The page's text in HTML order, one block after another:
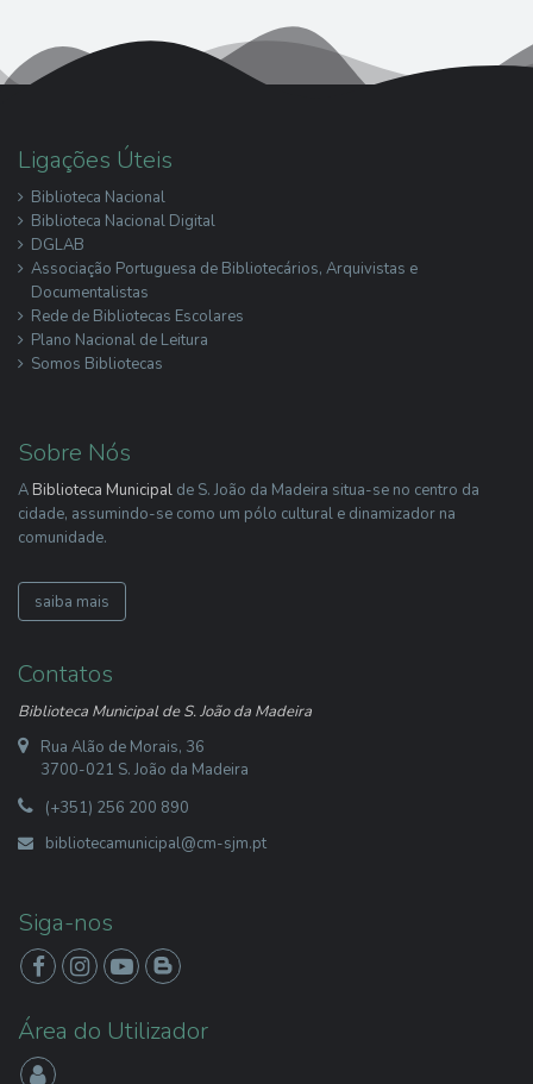
Ligações Úteis
Biblioteca Nacional
Biblioteca Nacional Digital
DGLAB
Associação Portuguesa de Bibliotecários, Arquivistas e
Documentalistas
Rede de Bibliotecas Escolares
Plano Nacional de Leitura
Somos Bibliotecas
Sobre Nós
A Biblioteca Municipal de S. João da Madeira situa-se no centro da
cidade, assumindo-se como um pólo cultural e dinamizador na
comunidade.
saiba mais
Contatos
Biblioteca Municipal de S. João da Madeira
Rua Alão de Morais, 36
3700-021 S. João da Madeira
(+351) 256 200 890
bibliotecamunicipal@cm-sjm.pt
Siga-nos
Área do Utilizador